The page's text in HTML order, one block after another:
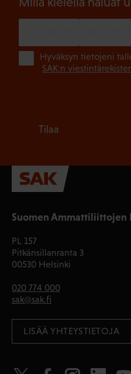
Suomen Ammattiliittojen
PL 157
Pitkänsillanranta 3
00530 Helsinki
020 774 000
sak@sak.fi
LISÄÄ YHTEYSTIETOJA
Hyväksyn tietojeni
SAK:n
Tilaa